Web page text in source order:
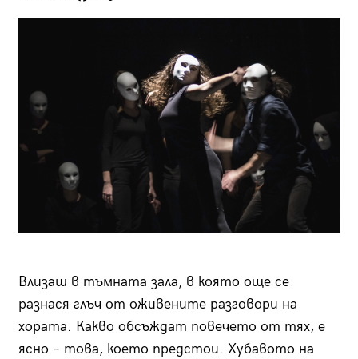
Влизаш в тъмната зала, в която още се
разнася глъч от оживените разговори на
хората. Какво обсъждат повечето от тях, е
ясно – това, което предстои. Хубавото на